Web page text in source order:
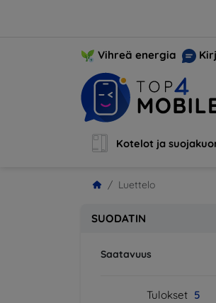
Vihreä energia
Kotelot ja
Luettelo
SUODATIN
Saatavuus
Tulokset 5